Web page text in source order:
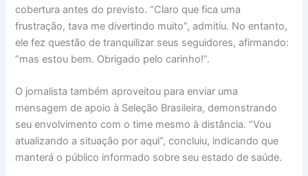
cobertura antes do previsto. “Claro que fica uma
frustração, tava me divertindo muito”, admitiu. No entanto,
ele fez questão de tranquilizar seus seguidores, afirmando:
“mas estou bem. Obrigado pelo carinho!”.
O jornalista também aproveitou para enviar uma
mensagem de apoio à Seleção Brasileira, demonstrando
seu envolvimento com o time mesmo à distância. “Vou
atualizando a situação por aqui”, concluiu, indicando que
manterá o público informado sobre seu estado de saúde.